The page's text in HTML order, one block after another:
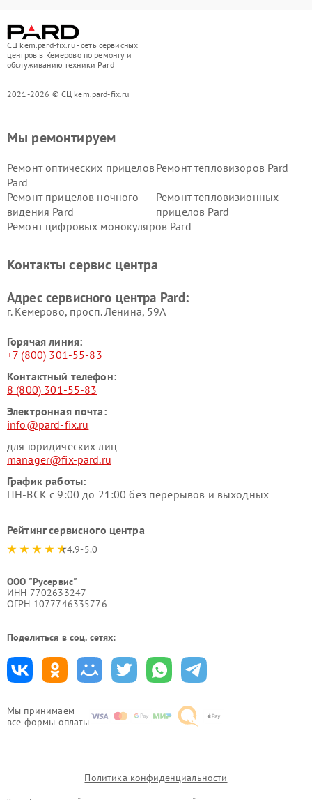
СЦ kem.pard-fix.ru - сеть сервисных
центров в Кемерово по ремонту и
обслуживанию техники Pard
2021-2026 © СЦ kem.pard-fix.ru
Мы принимаем
все формы оплаты
Мы ремонтируем
Ремонт оптических прицелов
Pard
Ремонт тепловизоров Pard
Ремонт прицелов ночного
видения Pard
Ремонт тепловизионных
прицелов Pard
Ремонт цифровых монокуляров Pard
Контакты сервис центра
Адрес сервисного центра Pard:
г. Кемерово, просп. Ленина, 59А
Горячая линия:
+7 (800) 301-55-83
Контактный телефон:
8 (800) 301-55-83
Электронная почта:
info@pard-fix.ru
для юридических лиц
manager@fix-pard.ru
График работы:
ПН-ВСК с 9:00 до 21:00 без перерывов и выходных
Рейтинг сервисного центра
4.9-5.0
ООО "Русервис"
ИНН 7702633247
ОГРН 1077746335776
Поделиться в соц. сетях:
Политика конфиденциальности